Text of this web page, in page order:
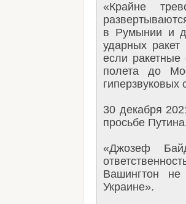
«Крайне
в Румынии и
ударных ракет
если
полета до
30 декабря
просьбе
«Джозеф
Вашингтон
Украине».